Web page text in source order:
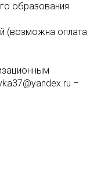
образования.
(возможна оплата
–